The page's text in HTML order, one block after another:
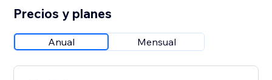
Precios y planes
Anual Mensual